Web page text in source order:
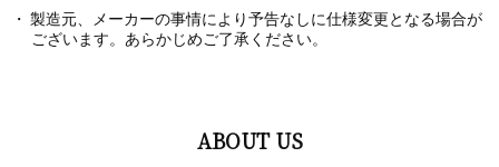
製造元、メーカーの事情により予告なしに仕様変更となる場合が
ございます。あらかじめご了承ください。
ABOUT US